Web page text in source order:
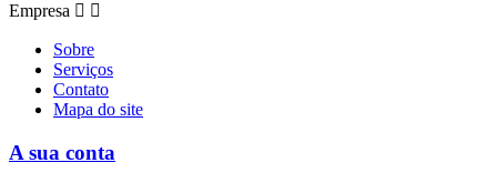
Empresa  
Sobre
Serviços
Contato
Mapa do site
A sua conta